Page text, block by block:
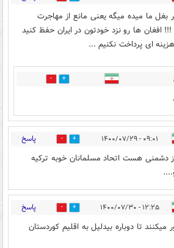
بغل ما میده میگه یعنی مانع از مهاجرت
افغان ها رو نزد خودتون در ایران حفظ کنید
ای پرداخت نکنیم ...
0
۰۹:۰۱ - ۱۴۰۰/۰۷/۲۹ 2 پاسخ
دشمنی هست اتحاد مسلمانان خوبه ترکیه
۱۲:۲۵ - ۱۴۰۰/۰۷/۳۰ 2 پاسخ
میکنند تا دوباره بیدلیل به اقلیم کوردستان